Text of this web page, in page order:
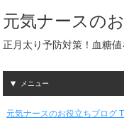
元気ナースの
正月太り予防対策！血糖
メニュー
元気ナースのお役立ちブログ